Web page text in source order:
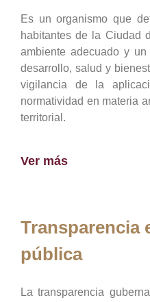
Es un organismo que
habitantes de la Ciudad
ambiente adecuado y
desarrollo, salud y
vigilancia de la
normatividad en materia
territorial.
Ver más
Transparencia
pública
La transparencia